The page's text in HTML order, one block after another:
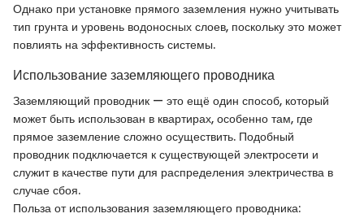
Однако при установке прямого заземления нужно учитывать
тип грунта и уровень водоносных слоев, поскольку это может
повлиять на эффективность системы.
Использование заземляющего проводника
Заземляющий проводник — это ещё один способ, который
может быть использован в квартирах, особенно там, где
прямое заземление сложно осуществить. Подобный
проводник подключается к существующей электросети и
служит в качестве пути для распределения электричества в
случае сбоя.
Польза от использования заземляющего проводника: